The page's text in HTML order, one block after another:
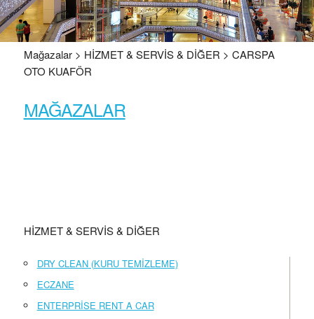
Mağazalar > HİZMET & SERVİS & DİĞER > CARSPA
OTO KUAFÖR
MAĞAZALAR
HİZMET & SERVİS & DİĞER
DRY CLEAN (KURU TEMİZLEME)
ECZANE
ENTERPRİSE RENT A CAR